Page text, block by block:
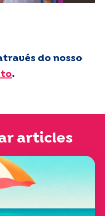
do nosso
.
articles